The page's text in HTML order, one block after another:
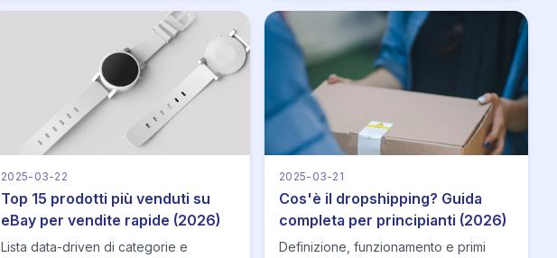
2025-03-22
Top 15 prodotti più venduti su
eBay per vendite rapide (2026)
Lista data-driven di categorie e
2025-03-21
Cos'è il dropshipping? Guida
completa per principianti (2026)
Definizione, funzionamento e primi